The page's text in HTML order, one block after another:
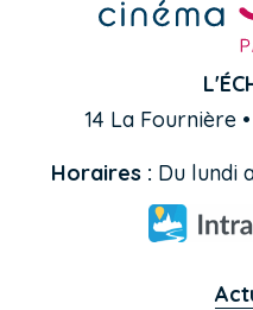
14 La Fournière
Horaires : Du lundi